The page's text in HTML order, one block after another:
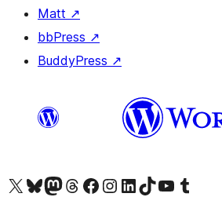
Matt ↗
bbPress ↗
BuddyPress ↗
Besök vår X-konto (f.d. Twitter)
Besök vårt Bluesky-konto
Besök vårt Mastodon-konto
Besök vårt Thread-konto
Besök vår Facebook-sidaBesök vårt Instagram-konto
Besök vårt LinkedIn-konto
Besök vårt TikTok-konto
Besök vår YouTube-kanalBesök vårt Tumblr-konto